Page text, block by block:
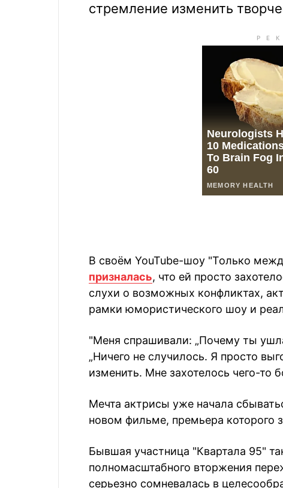
стремление изменить
В своём YouTube-шоу "Только
призналась, что ей просто
слухи о возможных конфликтах,
рамки юмористического шоу и
"Меня спрашивали: „Почему ты
„Ничего не случилось. Я просто
изменить. Мне захотелось чего-то
Мечта актрисы уже начала
новом фильме, премьера которого
Бывшая участница "Квартала 95"
полномасштабного вторжения
серьезно сомневалась в